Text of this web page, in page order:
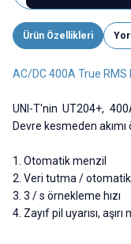
Ürün Özellikleri
AC/DC 400A True
UNI-T'nin UT204+,
Devre kesmeden akımı
1. Otomatik menzil
2. Veri tutma /
3. 3 / s örnekleme hızı
4. Zayıf pil uyarısı,